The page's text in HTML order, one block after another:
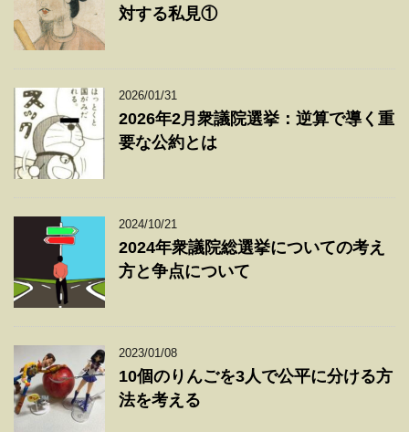
対する私見①
2026/01/31
2026年2月衆議院選挙：逆算で導く重
要な公約とは
2024/10/21
2024年衆議院総選挙についての考え
方と争点について
2023/01/08
10個のりんごを3人で公平に分ける方
法を考える